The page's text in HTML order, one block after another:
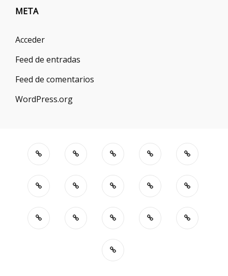
META
Acceder
Feed de entradas
Feed de comentarios
WordPress.org